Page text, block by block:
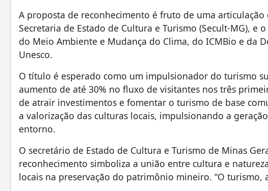
A proposta de reconhecimento é fruto de uma
Secretaria de Estado de Cultura e Turismo (Secult-MG), e
do Meio Ambiente e Mudança do Clima, do ICMBio e da
Unesco.
O título é esperado como um impulsionador do turismo
aumento de até 30% no fluxo de visitantes nos três
de atrair investimentos e fomentar o turismo de base
a valorização das culturas locais, impulsionando a
entorno.
O secretário de Estado de Cultura e Turismo de Minas
reconhecimento simboliza a união entre cultura e
locais na preservação do patrimônio mineiro. “O turismo,